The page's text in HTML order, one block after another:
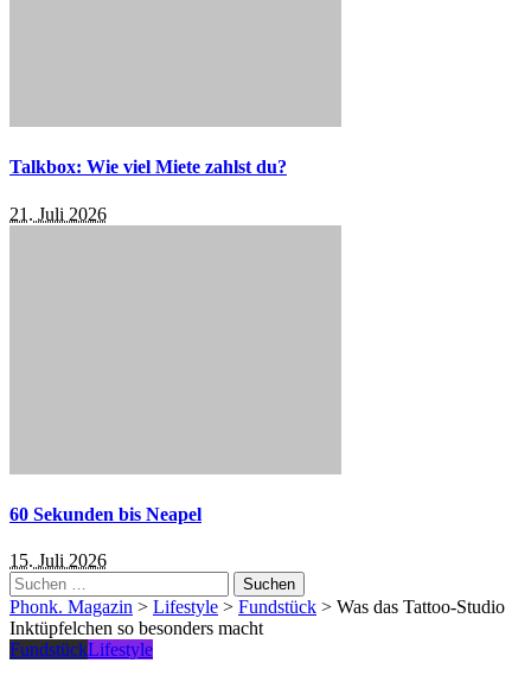
Talkbox: Wie viel Miete zahlst du?
21. Juli 2026
60 Sekunden bis Neapel
15. Juli 2026
Suchen
nach:
Phonk. Magazin > Lifestyle > Fundstück > Was das Tattoo-Studio
Inktüpfelchen so besonders macht
FundstückLifestyle